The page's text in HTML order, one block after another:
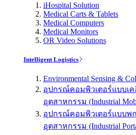
iHospital Solution
Medical Carts & Tablets
Medical Computers
Medical Monitors
OR Video Solutions
Intelligent Logistics
Environmental Sensing &
อุปกรณ์คอมพิวเตอร์แบบเ
อุตสาหกรรม (Industrial
อุปกรณ์คอมพิวเตอร์แบบพ
อุตสาหกรรม (Industrial